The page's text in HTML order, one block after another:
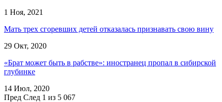
1 Ноя, 2021
Мать трех сгоревших детей отказалась признавать свою вину
29 Окт, 2020
«Брат может быть в рабстве»: иностранец пропал в сибирской
глубинке
14 Июл, 2020
Пред След 1 из 5 067